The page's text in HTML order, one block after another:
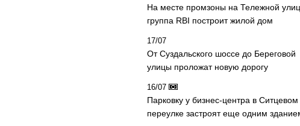
На месте промзоны на Тележной
группа RBI построит жилой дом
17/07
От Суздальского шоссе до Береговой
улицы проложат новую дорогу
16/07
Парковку у бизнес-центра в Ситцевом
переулке застроят еще одним